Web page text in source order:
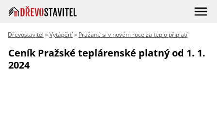
Dřevostavitel »Vytápění» Pražané si v novém roce za teplo připlatí
Ceník Pražské teplárenské platný od 1. 1.
2024